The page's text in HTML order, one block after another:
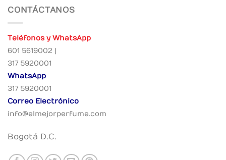
CONTÁCTANOS
Teléfonos y WhatsApp
601 5619002 |
317 5920001
WhatsApp
317 5920001
Correo Electrónico
info@elmejorperfume.com
Bogotá D.C.